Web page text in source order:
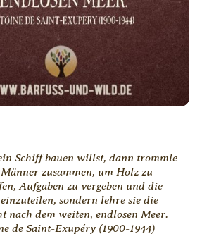
Schiff bauen willst, dann trommle
zusammen, um Holz zu
Aufgaben zu vergeben und die
sondern lehre sie die
nach dem weiten, endlosen Meer.
de Saint-Exupéry (1900-1944)